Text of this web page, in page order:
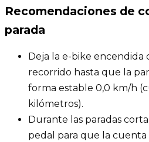
Recomendaciones de
parada
Deja la e-bike encendida
recorrido hasta que la
forma estable 0,0 km/h
kilómetros).
Durante las paradas
pedal para que la cuenta